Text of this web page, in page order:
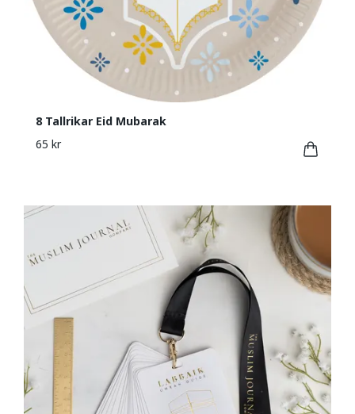
8 Tallrikar Eid Mubarak
65 kr